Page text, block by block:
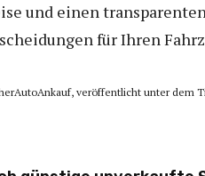
und einen
für Ihren
veröffentlicht unter dem